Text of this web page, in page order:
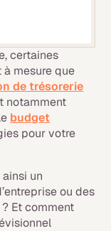
certaines
mesure que
de trésorerie
notamment
budget
pour votre
un
ou des
Et comment